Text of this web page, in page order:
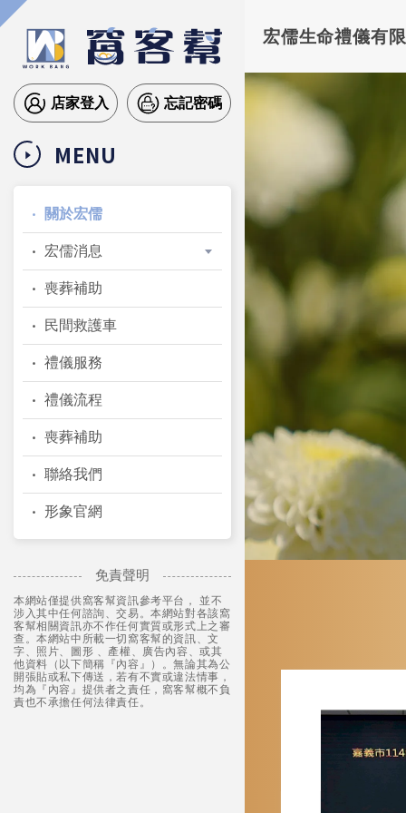
店家登入 忘記密碼
MENU
關於宏儒
宏儒消息
喪葬補助
民間救護車
禮儀服務
禮儀流程
喪葬補助
聯絡我們
形象官網
免責聲明
本網站僅提供窩客幫資訊參考平台， 並不
涉入其中任何諮詢、交易。本網站對各該窩
客幫相關資訊亦不作任何實質或形式上之審
查。本網站中所載一切窩客幫的資訊、文
字、照片、圖形 、產權、廣告內容、或其
他資料（以下簡稱『內容』）。無論其為公
開張貼或私下傳送，若有不實或違法情事，
均為『內容』提供者之責任，窩客幫概不負
責也不承擔任何法律責任。
宏儒生命禮儀有